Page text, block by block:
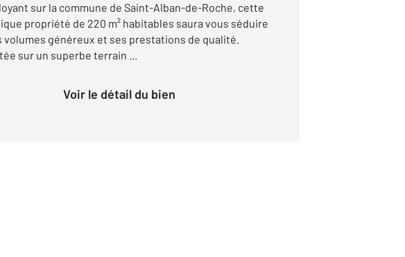
sur la commune de Saint-Alban-de-Roche, cette
propriété de 220 m² habitables saura vous séduire
volumes généreux et ses prestations de qualité.
sur un superbe terrain ...
Voir le détail du bien